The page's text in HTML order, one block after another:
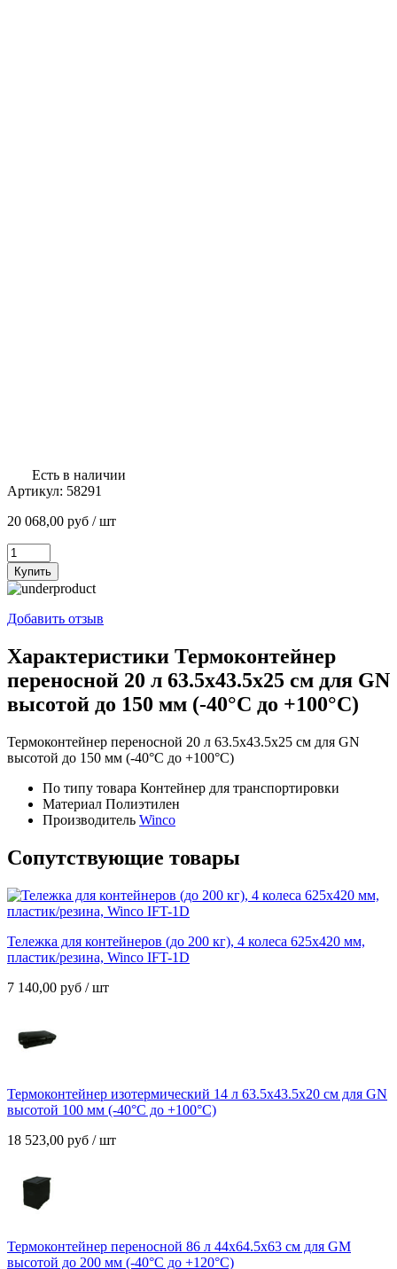
Есть в наличии
Артикул: 58291
20 068,00 руб / шт
Количество
товара
Термоконтейнер
переносной
20
л
63.5х43.5х25
см
для
высотой
150
мм
+100°C)
Купить
Добавить отзыв
Характеристики Термоконтейнер
переносной 20 л 63.5х43.5х25 см для GN
высотой до 150 мм (-40°C до +100°C)
Термоконтейнер переносной 20 л 63.5х43.5х25 см для GN
высотой до 150 мм (-40°C до +100°C)
По типу товара Контейнер для транспортировки
Материал Полиэтилен
Производитель Winco
Сопутствующие товары
Тележка для контейнеров (до 200 кг), 4 колеса 625х420 мм,
пластик/резина, Winco IFT-1D
7 140,00 руб / шт
Термоконтейнер изотермический 14 л 63.5х43.5х20 см для GN
высотой 100 мм (-40°C до +100°C)
18 523,00 руб / шт
Термоконтейнер переносной 86 л 44х64.5х63 см для GM
высотой до 200 мм (-40°C до +120°C)